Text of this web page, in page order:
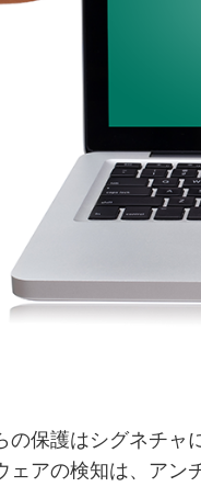
保護はシグネチャ
ェアの検知は、アン